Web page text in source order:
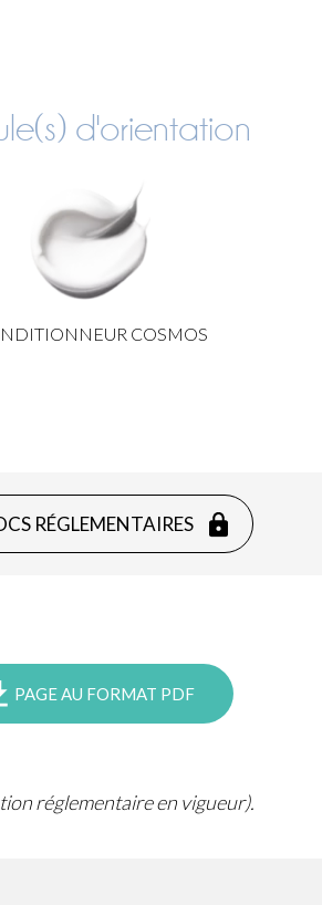
d'orientation
COSMOS
RÉGLEMENTAIRES
PAGE AU FORMAT PDF
réglementaire en vigueur).